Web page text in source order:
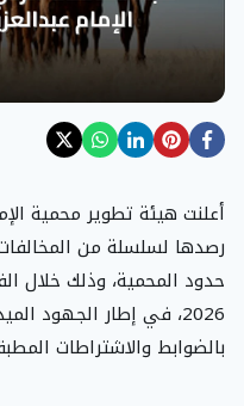
أعلنت هيئة تطوير محمية
رصدها لسلسلة من
2026، في إطار الجهود
بالضوابط والاشتراطات